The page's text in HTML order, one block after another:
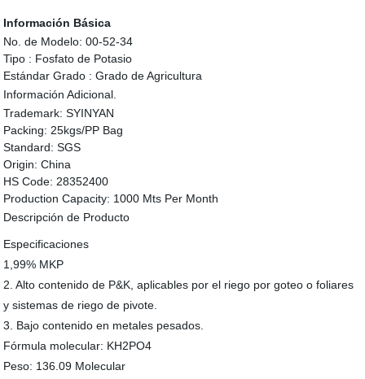
Información Básica
No. de Modelo: 00-52-34
Tipo : Fosfato de Potasio
Estándar Grado : Grado de Agricultura
Información Adicional.
Trademark: SYINYAN
Packing: 25kgs/PP Bag
Standard: SGS
Origin: China
HS Code: 28352400
Production Capacity: 1000 Mts Per Month
Descripción de Producto
Especificaciones
1,99% MKP
2. Alto contenido de P&K, aplicables por el riego por goteo o foliares
y sistemas de riego de pivote.
3. Bajo contenido en metales pesados.
Fórmula molecular: KH2PO4
Peso: 136.09 Molecular